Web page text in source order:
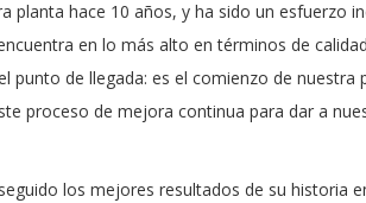
planta hace 10 años, y ha sido un esfuerzo
en lo más alto en términos de
punto de llegada: es el comienzo de nuestra
proceso de mejora continua para dar a
los mejores resultados de su historia